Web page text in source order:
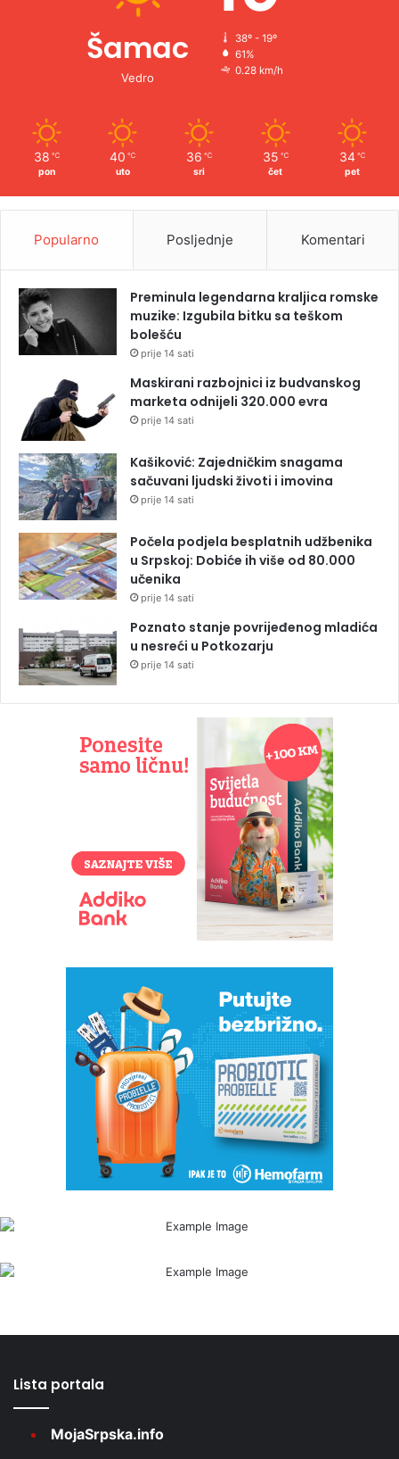
Šamac
Vedro
38º - 19º
61%
0.28 km/h
38 ℃
pon
40 ℃
uto
36 ℃
sri
35 ℃
čet
34 ℃
pet
Popularno Posljednje Komentari
Preminula legendarna kraljica romske
muzike: Izgubila bitku sa teškom
bolešću
prije 14 sati
Maskirani razbojnici iz budvanskog
marketa odnijeli 320.000 evra
prije 14 sati
Kašiković: Zajedničkim snagama
sačuvani ljudski životi i imovina
prije 14 sati
Počela podjela besplatnih udžbenika
u Srpskoj: Dobiće ih više od 80.000
učenika
prije 14 sati
Poznato stanje povrijeđenog mladića
u nesreći u Potkozarju
prije 14 sati
Lista portala
MojaSrpska.info